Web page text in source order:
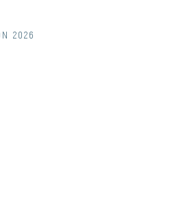
2026